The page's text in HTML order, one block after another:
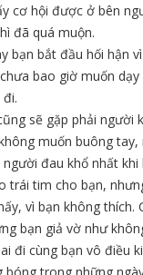
cơ hội được ở bên
đã quá muộn.
bạn bắt đầu hối hận
bao giờ muốn
sẽ gặp phải người
muốn buông
đau khổ nhất khi
trái tim cho bạn,
vì bạn không
bạn giả vờ như
đi cùng bạn vô điều